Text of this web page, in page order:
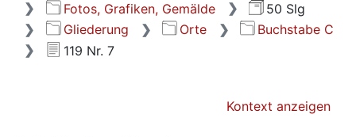
Fotos, Grafiken, Gemälde
50 Slg
Gliederung
Orte
Buchstabe C
119 Nr. 7
Kontext anzeigen